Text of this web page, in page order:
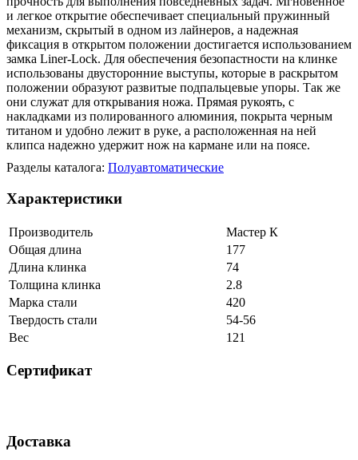
и легкое открытие обеспечивает специальный пружинный
механизм, скрытый в одном из лайнеров, а надежная
фиксация в открытом положении достигается использованием
замка Liner-Lock. Для обеспечения безопастности на клинке
использованы двусторонние выступы, которые в раскрытом
положении образуют развитые подпальцевые упоры. Так же
они служат для открывания ножа. Прямая рукоять, с
накладками из полированного алюминия, покрыта черным
титаном и удобно лежит в руке, а расположенная на ней
клипса надежно удержит нож на кармане или на поясе.
Разделы каталога: Полуавтоматические
Характеристики
Производитель
Мастер К
Общая длина
177
Длина клинка
74
Толщина клинка
2.8
Марка стали
420
Твердость стали
54-56
Вес
121
Сертификат
Доставка